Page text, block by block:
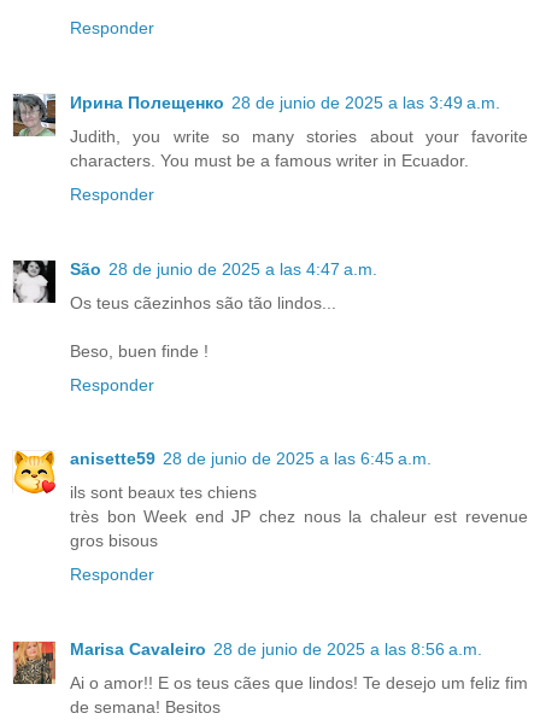
Responder
Ирина Полещенко 28 de junio de 2025 a las 3:49 a.m.
Judith, you write so many stories about your favorite
characters. You must be a famous writer in Ecuador.
Responder
São 28 de junio de 2025 a las 4:47 a.m.
Os teus cãezinhos são tão lindos...
Beso, buen finde !
Responder
anisette59 28 de junio de 2025 a las 6:45 a.m.
ils sont beaux tes chiens
très bon Week end JP chez nous la chaleur est revenue
gros bisous
Responder
Marisa Cavaleiro 28 de junio de 2025 a las 8:56 a.m.
Ai o amor!! E os teus cães que lindos! Te desejo um feliz fim
de semana! Besitos